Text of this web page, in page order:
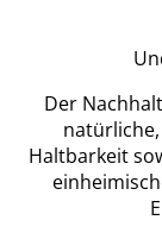
Der
Haltbarkeit